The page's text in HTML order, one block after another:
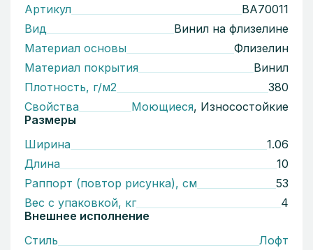
Артикул
BA70011
Вид
Винил на флизелине
Материал основы
Флизелин
Материал покрытия
Винил
Плотность, г/м2
380
Свойства
Моющиеся, Износостойкие
Размеры
Ширина
1.06
Длина
10
Раппорт (повтор рисунка), см
53
Вес с упаковкой, кг
4
Внешнее исполнение
Стиль
Лофт